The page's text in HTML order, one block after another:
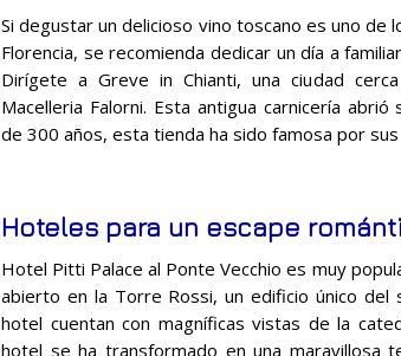
Si degustar un delicioso vino toscano es uno de
Florencia, se recomienda dedicar un día a
Dirígete a Greve in Chianti, una ciudad
Macelleria Falorni. Esta antigua carnicería
de 300 años, esta tienda ha sido famosa por
Hoteles para un escape
Hotel Pitti Palace al Ponte Vecchio es muy
abierto en la Torre Rossi, un edificio único del
hotel cuentan con magníficas vistas de la
hotel se ha transformado en una maravillosa